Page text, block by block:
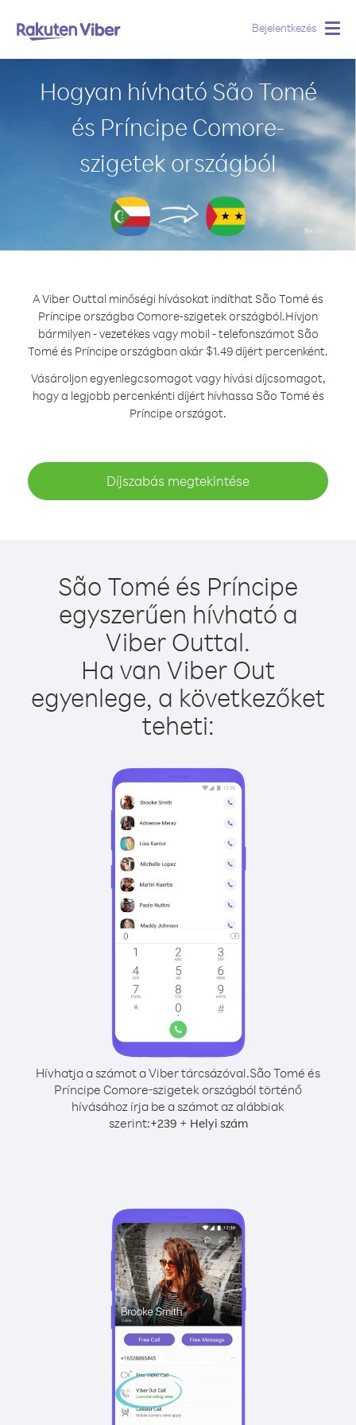
Bejelentkezés
Hogyan hívható São Tomé
és Príncipe Comore-
szigetek országból
A Viber Outtal minőségi hívásokat indíthat São Tomé és
Príncipe országba Comore-szigetek országból.Hívjon
bármilyen - vezetékes vagy mobil - telefonszámot São
Tomé és Príncipe országban akár $1.49 díjért percenként.
Vásároljon egyenlegcsomagot vagy hívási díjcsomagot,
hogy a legjobb percenkénti díjért hívhassa São Tomé és
Príncipe országot.
Díjszabás megtekintése
São Tomé és Príncipe
egyszerűen hívható a
Viber Outtal.
Ha van Viber Out
egyenlege, a következőket
teheti:
Hívhatja a számot a Viber tárcsázóval.São Tomé és
Príncipe Comore-szigetek országból történő
hívásához írja be a számot az alábbiak
szerint:+239 + Helyi szám